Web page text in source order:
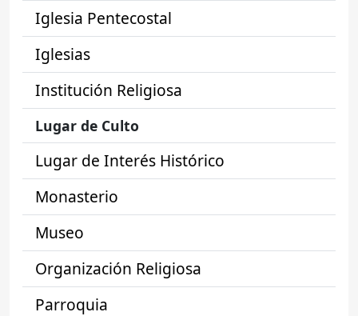
Iglesia Pentecostal
Iglesias
Institución Religiosa
Lugar de Culto
Lugar de Interés Histórico
Monasterio
Museo
Organización Religiosa
Parroquia